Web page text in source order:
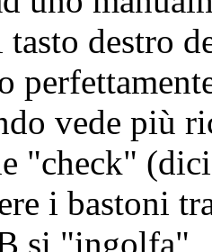
destro
vede più
"check"
i bastoni
si "ingolfa"